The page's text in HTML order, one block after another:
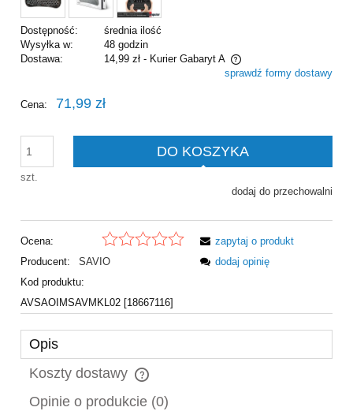
Dostępność:
średnia ilość
Wysyłka w:
48 godzin
Dostawa:
14,99 zł - Kurier Gabaryt A
Cena nie zawiera ewentualnych kosztów płatnościsprawdź formy dostawy
Cena: 71,99 zł
szt.
DO KOSZYKA
dodaj do przechowalni
Ocena:
Producent:
SAVIO
Kod produktu:
AVSAOIMSAVMKL02 [18667116]
zapytaj o produkt
dodaj opinię
Opis
Koszty dostawy
Cena nie zawiera ewentualnych kosztów płatności
Opinie o produkcie (0)